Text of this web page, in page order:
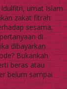
umat Islam
zakat fitrah
sesama.
di
dibayarkan
Bukankah
beras atau
belum sampai